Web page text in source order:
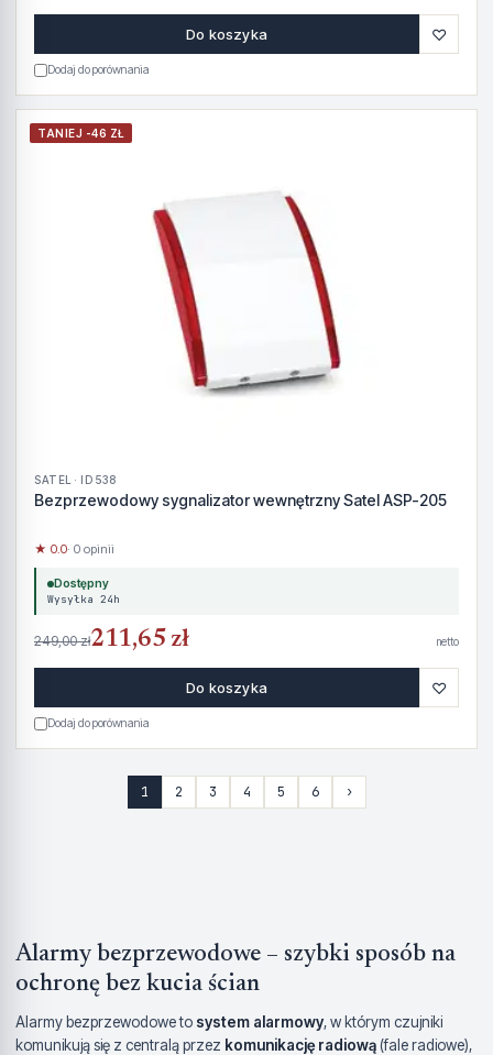
Do koszyka ♡
Dodaj do porównania
TANIEJ -46 ZŁ
SATEL · ID 538
Bezprzewodowy sygnalizator wewnętrzny Satel ASP-205
★ 0.0· 0 opinii
Dostępny
Wysyłka 24h
249,00 zł211,65 zł netto
Do koszyka ♡
Dodaj do porównania
1 2 3 4 5 6 ›
Alarmy bezprzewodowe – szybki sposób na
ochronę bez kucia ścian
Alarmy bezprzewodowe to system alarmowy, w którym czujniki
komunikują się z centralą przez komunikację radiową(fale radiowe),